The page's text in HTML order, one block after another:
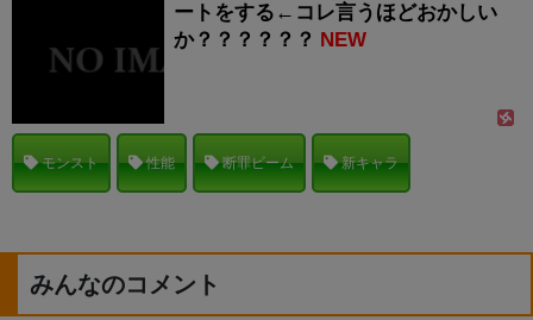
ートをする←コレ言うほどおかしい
か？？？？？？ NEW
モンスト 性能 断罪ビーム 新キャラ
みんなのコメント